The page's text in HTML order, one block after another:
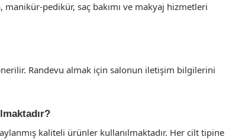
pedikür, saç bakımı ve makyaj hizmetleri
Randevu almak için salonun iletişim bilgilerini
kaliteli ürünler kullanılmaktadır. Her cilt tipine